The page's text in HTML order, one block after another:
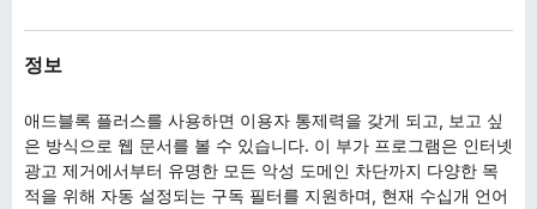
정보
애드블록 플러스를 사용하면 이용자 통제력을 갖게 되고, 보고 싶
은 방식으로 웹 문서를 볼 수 있습니다. 이 부가 프로그램은 인터넷
광고 제거에서부터 유명한 모든 악성 도메인 차단까지 다양한 목
적을 위해 자동 설정되는 구독 필터를 지원하며, 현재 수십개 언어